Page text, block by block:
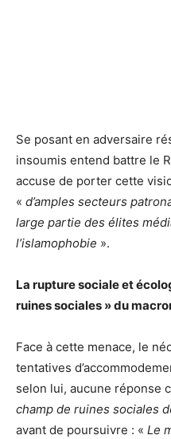
Se posant en adversaire
insoumis entend battre le
accuse de porter cette
« d’amples secteurs
large partie des élites
l’islamophobie ».
La rupture sociale et
ruines sociales » du
Face à cette menace, le
tentatives
selon lui, aucune réponse
champ de ruines sociales
avant de poursuivre : « Le